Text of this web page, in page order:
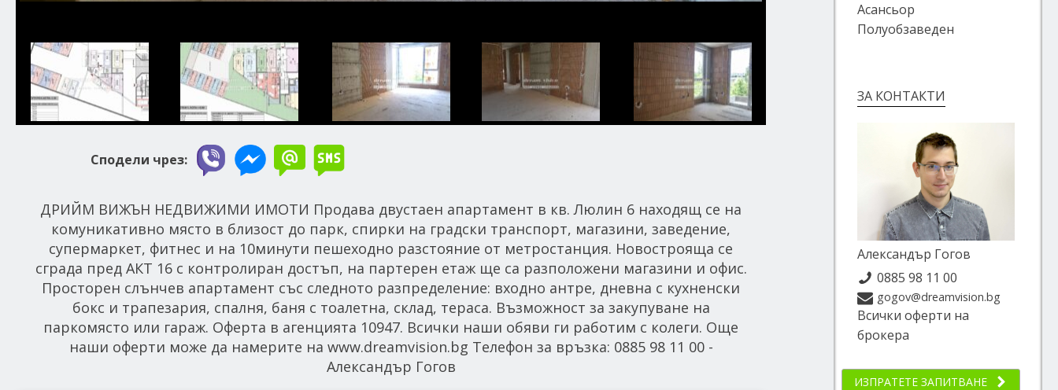
Сподели чрез:
ДРИЙМ ВИЖЪН НЕДВИЖИМИ ИМОТИ Продава двустаен апартамент в кв. Люлин 6 находящ се на
комуникативно място в близост до парк, спирки на градски транспорт, магазини, заведение,
супермаркет, фитнес и на 10минути пешеходно разстояние от метростанция. Новострояща се
сграда пред АКТ 16 с контролиран достъп, на партерен етаж ще са разположени магазини и офис.
Просторен слънчев апартамент със следното разпределение: входно антре, дневна с кухненски
бокс и трапезария, спалня, баня с тоалетна, склад, тераса. Възможност за закупуване на
паркомясто или гараж. Оферта в агенцията 10947. Всички наши обяви ги работим с колеги. Още
наши оферти може да намерите на www.dreamvision.bg Телефон за връзка: 0885 98 11 00 -
Александър Гогов
Асансьор
Полуобзаведен
ЗА КОНТАКТИ
Александър Гогов
0885 98 11 00
gogov@dreamvision.bg
Всички оферти на
брокера
ИЗПРАТЕТЕ ЗАПИТВАНЕ